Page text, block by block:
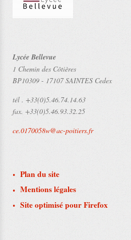
Lycée Bellevue
1 Chemin des Côtières
BP10309 - 17107 SAINTES Cedex
tél . +33(0)5.46.74.14.63
fax. +33(0)5.46.93.32.25
ce.0170058w@ac-poitiers.fr
Plan du site
Mentions légales
Site optimisé pour Firefox